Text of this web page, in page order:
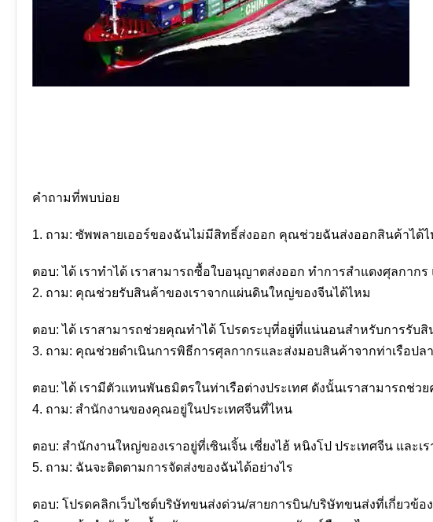
คำถามที่พบบ่อย
1. ถาม: ซัพพลายเออร์ของฉันไม่มีสิทธิ์ส่งออก คุณช่วยฉันส่งออกสินค้าได้ไ
ตอบ: ได้ เราทำได้ เราสามารถซื้อใบอนุญาตส่งออก ทำการสำแดงศุลกาก
2. ถาม: คุณช่วยรับสินค้าของเราจากแผ่นดินใหญ่ของจีนได้ไหม
ตอบ: ได้ เราสามารถช่วยคุณทำได้ โปรดระบุที่อยู่ที่แน่นอนสำหรับการรับสิ
3. ถาม: คุณช่วยดำเนินการพิธีการศุลกากรและส่งมอบสินค้าจากท่าเรือปล
ตอบ: ได้ เรามีตัวแทนพันธมิตรในท่าเรือต่างประเทศ ดังนั้นเราสามารถช่ว
4. ถาม: สำนักงานของคุณอยู่ในประเทศจีนที่ไหน
ตอบ: สำนักงานใหญ่ของเราอยู่ที่เซินเจิ้น เซี่ยงไฮ้ หนิงโป ประเทศจีน และ
5. ถาม: ฉันจะติดตามการจัดส่งของฉันได้อย่างไร
ตอบ: โปรดคลิกเว็บไซต์บริษัทขนส่งด่วน/สายการบิน/บริษัทขนส่งที่เกี่ยวข้